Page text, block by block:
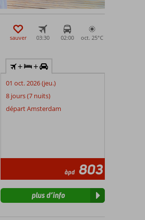
sauver 03:30 02:00 oct. 25°C
+ +
01 oct. 2026 (jeu.)
8 jours (7 nuits)
départ Amsterdam
àpd 803
plus d’info